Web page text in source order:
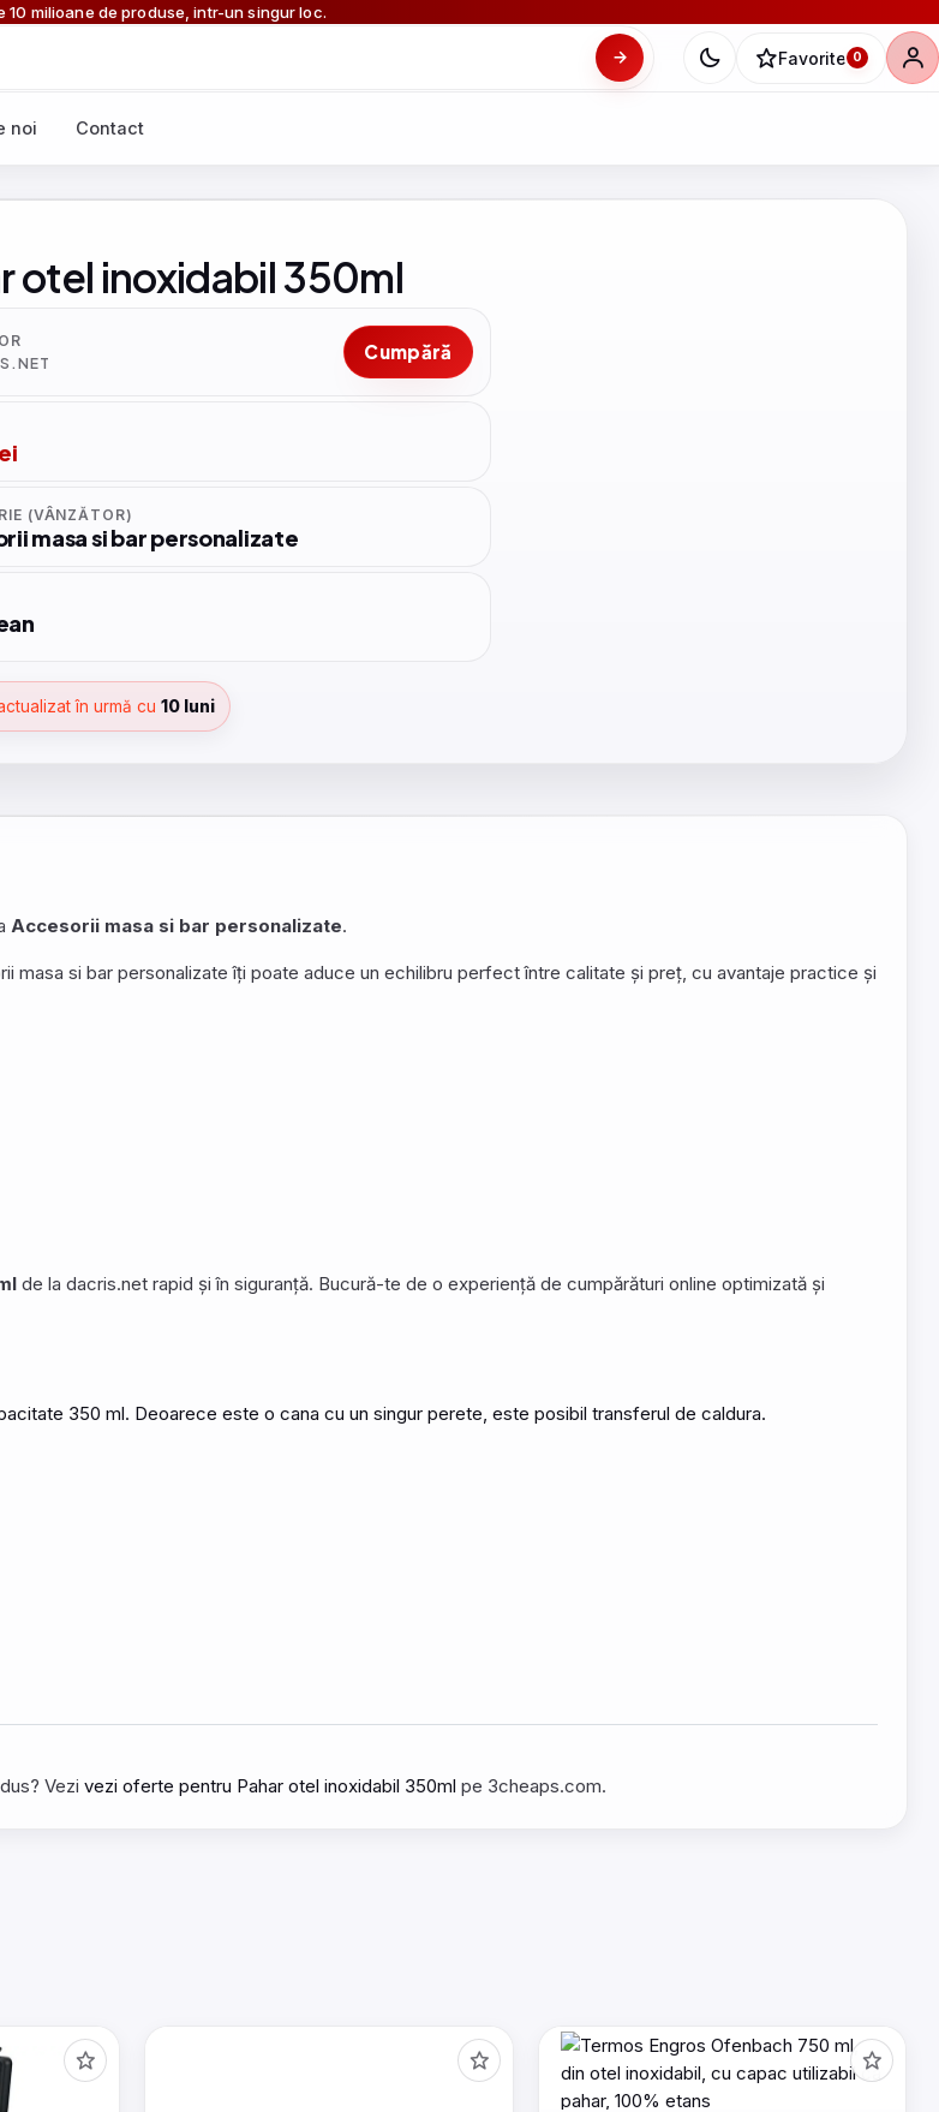
10 milioane de produse, intr-un singur loc.
Favorite 0
noi Contact
otel inoxidabil 350ml
Cumpără
(VÂNZĂTOR)
masa si bar personalizate
în urmă cu 10 luni
Accesorii masa si bar personalizate.
masa si bar personalizate îți poate aduce un echilibru perfect între calitate și preț, cu avantaje practice și
de la dacris.net rapid și în siguranță. Bucură-te de o experiență de cumpărături online optimizată și
350 ml. Deoarece este o cana cu un singur perete, este posibil transferul de caldura.
Vezi vezi oferte pentru Pahar otel inoxidabil 350ml pe 3cheaps.com.